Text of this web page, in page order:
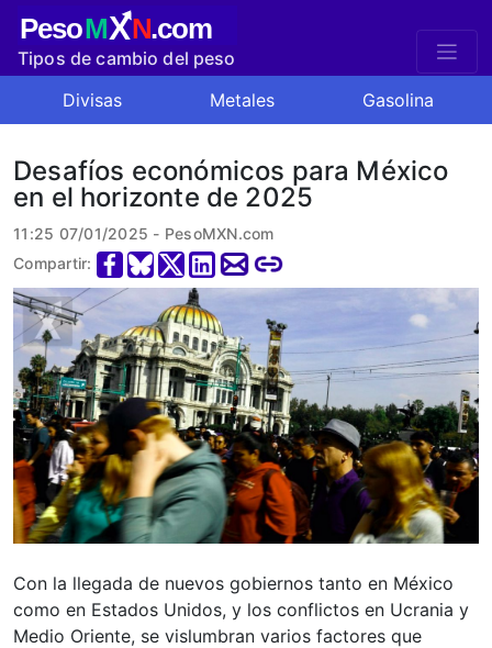
PesoMXN.com
Tipos de cambio del peso
Divisas Metales Gasolina
Desafíos económicos para México
en el horizonte de 2025
11:25 07/01/2025 - PesoMXN.com
Compartir:
Con la llegada de nuevos gobiernos tanto en México
como en Estados Unidos, y los conflictos en Ucrania y
Medio Oriente, se vislumbran varios factores que